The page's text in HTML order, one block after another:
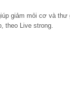
giảm mỏi cơ và
theo Live strong.